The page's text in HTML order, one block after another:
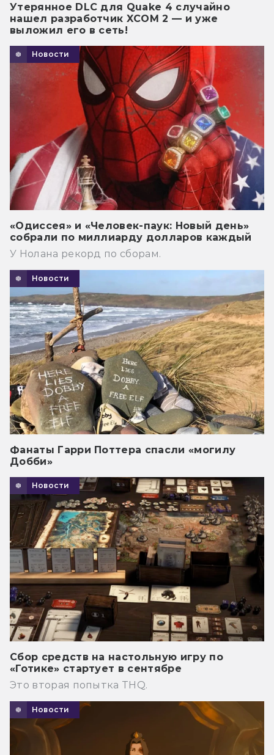
Утерянное DLC для Quake 4 случайно
нашел разработчик XCOM 2 — и уже
выложил его в сеть!
Новости
«Одиссея» и «Человек-паук: Новый день»
собрали по миллиарду долларов каждый
У Нолана рекорд по сборам.
Новости
Фанаты Гарри Поттера спасли «могилу
Добби»
Новости
Сбор средств на настольную игру по
«Готике» стартует в сентябре
Это вторая попытка THQ.
Новости